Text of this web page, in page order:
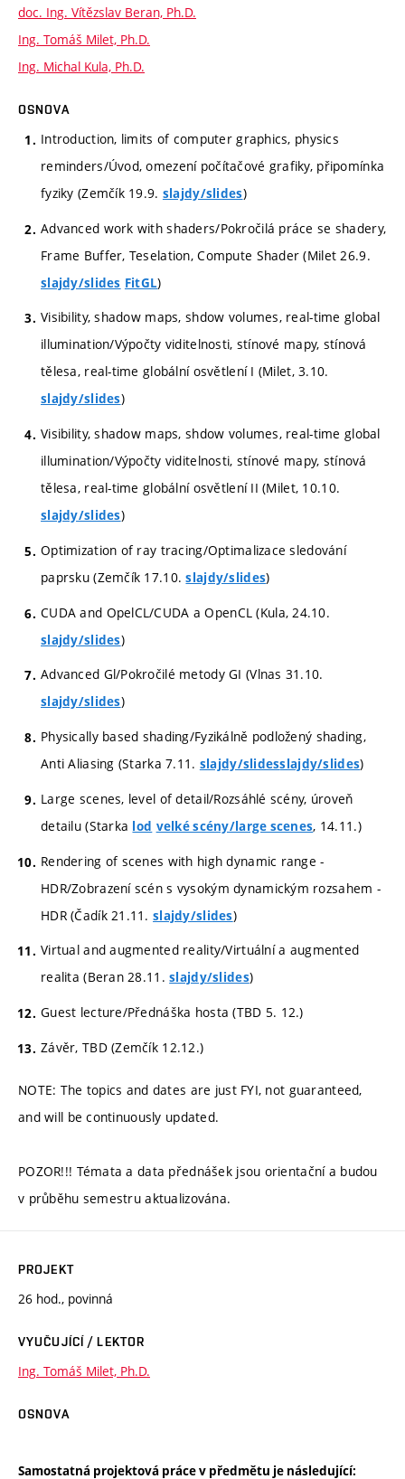
doc. Ing. Vítězslav Beran, Ph.D.
Ing. Tomáš Milet, Ph.D.
Ing. Michal Kula, Ph.D.
OSNOVA
Introduction, limits of computer graphics, physics
reminders/Úvod, omezení počítačové grafiky, připomínka
fyziky (Zemčík 19.9. slajdy/slides)
Advanced work with shaders/Pokročilá práce se shadery,
Frame Buffer, Teselation, Compute Shader (Milet 26.9.
slajdy/slides FitGL)
Visibility, shadow maps, shdow volumes, real-time global
illumination/Výpočty viditelnosti, stínové mapy, stínová
tělesa, real-time globální osvětlení I (Milet, 3.10.
slajdy/slides)
Visibility, shadow maps, shdow volumes, real-time global
illumination/Výpočty viditelnosti, stínové mapy, stínová
tělesa, real-time globální osvětlení II (Milet, 10.10.
slajdy/slides)
Optimization of ray tracing/Optimalizace sledování
paprsku (Zemčík 17.10.slajdy/slides)
CUDA and OpelCL/CUDA a OpenCL (Kula, 24.10.
slajdy/slides)
Advanced Gl/Pokročilé metody GI (Vlnas 31.10.
slajdy/slides)
Physically based shading/Fyzikálně podložený shading,
Anti Aliasing (Starka 7.11. slajdy/slidesslajdy/slides)
Large scenes, level of detail/Rozsáhlé scény, úroveň
detailu (Starka lod velké scény/large scenes, 14.11.)
Rendering of scenes with high dynamic range -
HDR/Zobrazení scén s vysokým dynamickým rozsahem -
HDR (Čadík 21.11.slajdy/slides)
Virtual and augmented reality/Virtuální a augmented
realita (Beran 28.11.slajdy/slides)
Guest lecture/Přednáška hosta (TBD 5. 12.)
Závěr, TBD (Zemčík 12.12.)
NOTE: The topics and dates are just FYI, not guaranteed,
and will be continuously updated.
POZOR!!! Témata a data přednášek jsou orientační a budou
v průběhu semestru aktualizována.
PROJEKT
26 hod., povinná
VYUČUJÍCÍ / LEKTOR
Ing. Tomáš Milet, Ph.D.
OSNOVA
Samostatná projektová práce v předmětu je následující: